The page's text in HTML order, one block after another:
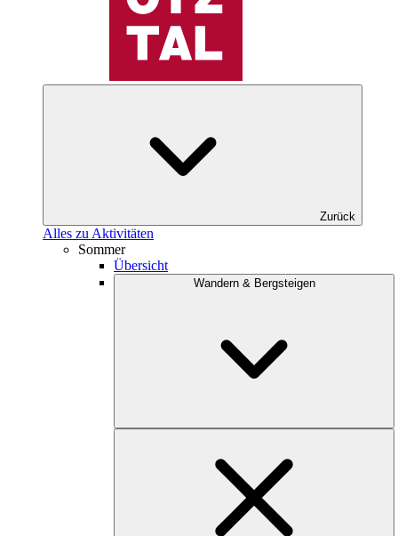
Zurück
Alles zu Aktivitäten
Sommer
Übersicht
Wandern & Bergsteigen